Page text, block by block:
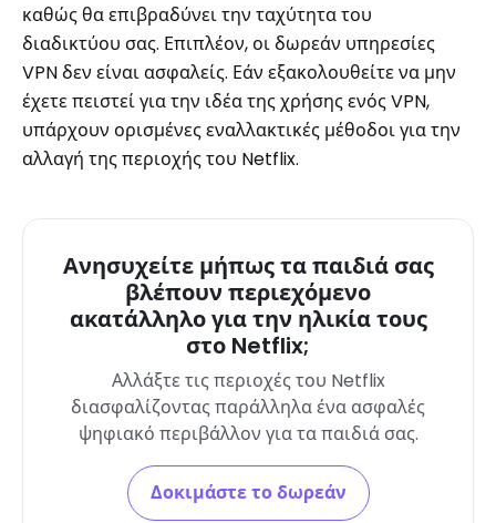
καθώς θα επιβραδύνει την ταχύτητα του
διαδικτύου σας. Επιπλέον, οι δωρεάν υπηρεσίες
VPN δεν είναι ασφαλείς. Εάν εξακολουθείτε να μην
έχετε πειστεί για την ιδέα της χρήσης ενός VPN,
υπάρχουν ορισμένες εναλλακτικές μέθοδοι για την
αλλαγή της περιοχής του Netflix.
Ανησυχείτε μήπως τα παιδιά σας
βλέπουν περιεχόμενο
ακατάλληλο για την ηλικία τους
στο Netflix;
Αλλάξτε τις περιοχές του Netflix
διασφαλίζοντας παράλληλα ένα ασφαλές
ψηφιακό περιβάλλον για τα παιδιά σας.
Δοκιμάστε το δωρεάν